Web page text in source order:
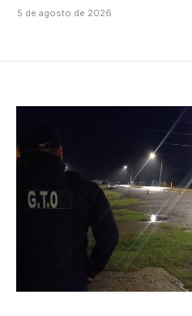
5 de agosto de 2026